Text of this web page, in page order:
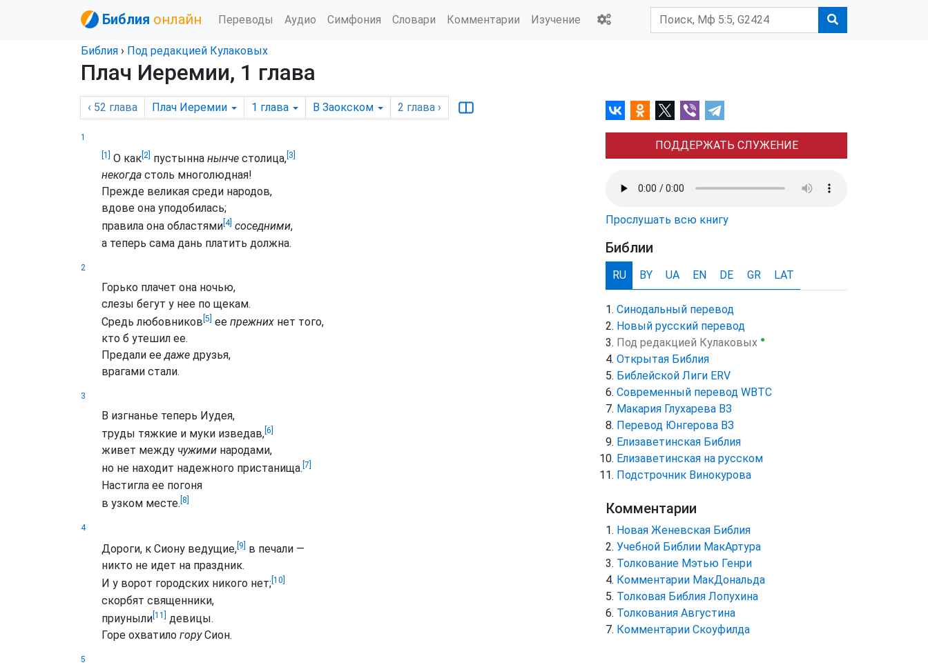
Библия онлайн Переводы Аудио Симфония Словари Комментарии Изучение
Библия › Под редакцией Кулаковых
Плач Иеремии, 1 глава
‹ 52 глава Плач Иеремии 1 глава В Заокском 2 глава ›
1
[1]
О как [2] пустынна нынче столица, [3]
некогда столь многолюдная!
Прежде великая среди народов,
вдове она уподобилась;
правила она областями [4] соседними,
а теперь сама дань платить должна.
2
Горько плачет она ночью,
слезы бегут у нее по щекам.
Средь любовников [5] ее прежних нет того,
кто б утешил ее.
Предали еедаже друзья,
врагами стали.
3
В изгнанье теперь Иудея,
труды тяжкие и муки изведав, [6]
живет между чужими народами,
но не находит надежного пристанища. [7]
Настигла ее погоня
в узком месте. [8]
4
Дороги, к Сиону ведущие, [9]
в печали —
никто не идет на праздник.
И у ворот городских никого нет; [10]
скорбят священники,
приуныли [11]
девицы.
Горе охватило горуСион.
5
ПОДДЕРЖАТЬ СЛУЖЕНИЕ
Прослушать всю книгу
Библии
RU BY UA EN DE GR LAT
Синодальный перевод
Новый русский перевод
Под редакцией Кулаковых ●
Открытая Библия
Библейской Лиги ERV
Cовременный перевод WBTC
Макария Глухарева ВЗ
Перевод Юнгерова ВЗ
Елизаветинская Библия
Елизаветинская на русском
Подстрочник Винокурова
Комментарии
Новая Женевская Библия
Учебной Библии МакАртура
Толкование Мэтью Генри
Комментарии МакДональда
Толковая Библия Лопухина
Толкования Августина
Комментарии Скоуфилда